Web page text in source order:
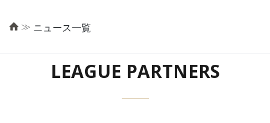
≫ ニュース一覧
LEAGUE PARTNERS